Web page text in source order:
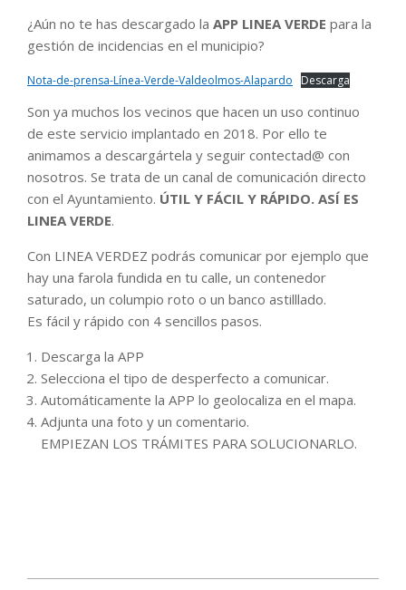
¿Aún no te has descargado la APP LINEA VERDE para la
gestión de incidencias en el municipio?
Nota-de-prensa-Línea-Verde-Valdeolmos-Alapardo Descarga
Son ya muchos los vecinos que hacen un uso continuo
de este servicio implantado en 2018. Por ello te
animamos a descargártela y seguir contectad@ con
nosotros. Se trata de un canal de comunicación directo
con el Ayuntamiento. ÚTIL Y FÁCIL Y RÁPIDO. ASÍ ES
LINEA VERDE.
Con LINEA VERDEZ podrás comunicar por ejemplo que
hay una farola fundida en tu calle, un contenedor
saturado, un columpio roto o un banco astilllado.
Es fácil y rápido con 4 sencillos pasos.
Descarga la APP
Selecciona el tipo de desperfecto a comunicar.
Automáticamente la APP lo geolocaliza en el mapa.
Adjunta una foto y un comentario.
EMPIEZAN LOS TRÁMITES PARA SOLUCIONARLO.